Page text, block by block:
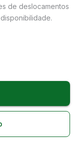
de deslocamentos